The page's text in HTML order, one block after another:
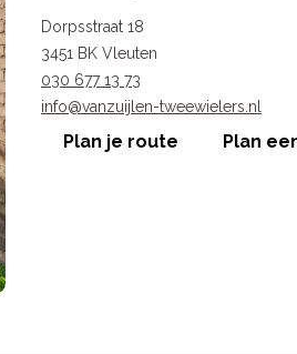
Dorpsstraat 18
3451 BK Vleuten
030 677 13 73
info@vanzuijlen-tweewielers.nl
Plan je route Plan